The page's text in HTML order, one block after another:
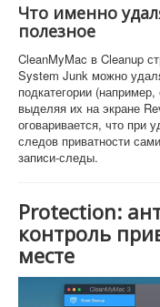
Что именно
полезное
CleanMyMac в Cleanup
System Junk можно
подкатегории
выделяя их на экране
оговаривается, что при
следов приватности
записи-следы.
Protection:
контроль
месте